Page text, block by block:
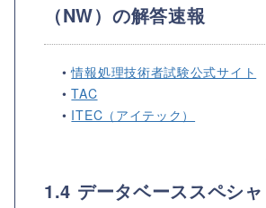
（NW）の解答速報
•情報処理技術者試験公式サイト
•TAC
• ITEC（アイテック）
1.4 データベーススペシ